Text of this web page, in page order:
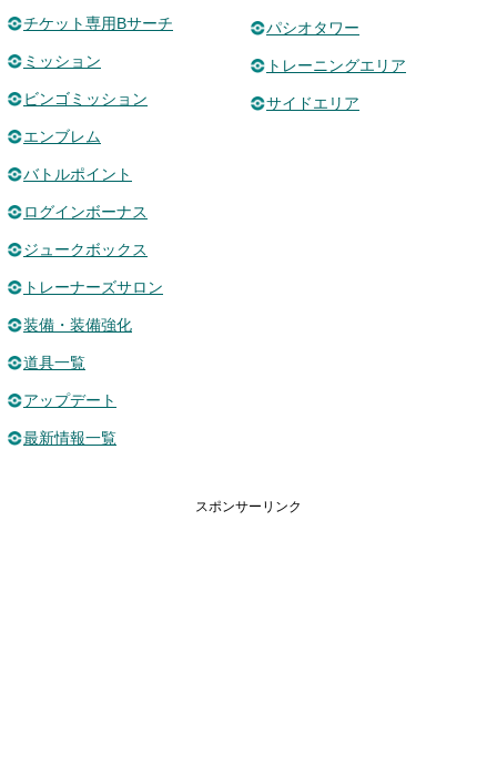
チケット専用Bサーチ
ミッション
ビンゴミッション
エンブレム
バトルポイント
ログインボーナス
ジュークボックス
トレーナーズサロン
装備・装備強化
道具一覧
アップデート
最新情報一覧
パシオタワー
トレーニングエリア
サイドエリア
スポンサーリンク